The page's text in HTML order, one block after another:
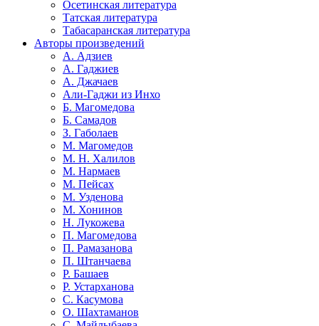
Осетинская литература
Татская литература
Табасаранская литература
Авторы произведений
А. Адзиев
А. Гаджиев
А. Джачаев
Али-Гаджи из Инхо
Б. Магомедова
Б. Самадов
З. Габолаев
М. Магомедов
М. Н. Халилов
М. Нармаев
М. Пейсах
М. Узденова
М. Хонинов
Н. Лукожева
П. Магомедова
П. Рамазанова
П. Штанчаева
Р. Башаев
Р. Устарханова
С. Касумова
О. Шахтаманов